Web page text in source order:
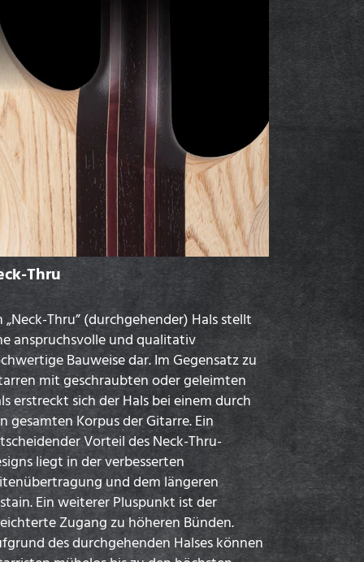
Thru
„Neck-Thru” (durchgehender) Hals stellt
anspruchsvolle und qualitativ
Bauweise dar. Im Gegensatz zu
mit geschraubten oder geleimten
erstreckt sich der Hals bei einem durch
gesamten Korpus der Gitarre. Ein
Vorteil des Neck-Thru-
liegt in der verbesserten
und dem längeren
Ein weiterer Pluspunkt ist der
Zugang zu höheren Bünden.
des durchgehenden Halses können